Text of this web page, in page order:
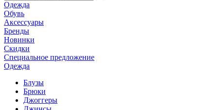
Одежда
Обувь
Аксессуары
Бренды
Новинки
Скидки
Специальное предложение
Одежда
Блузы
Брюки
Джоггеры